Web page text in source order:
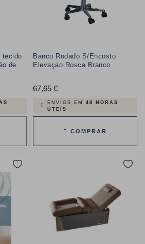
tecido
de
Banco Rodado S/Encosto
Elevaçao Rosca Branco
67,65 €Preço
ENVIOS EM 48 HORAS
ÚTEIS
COMPRAR